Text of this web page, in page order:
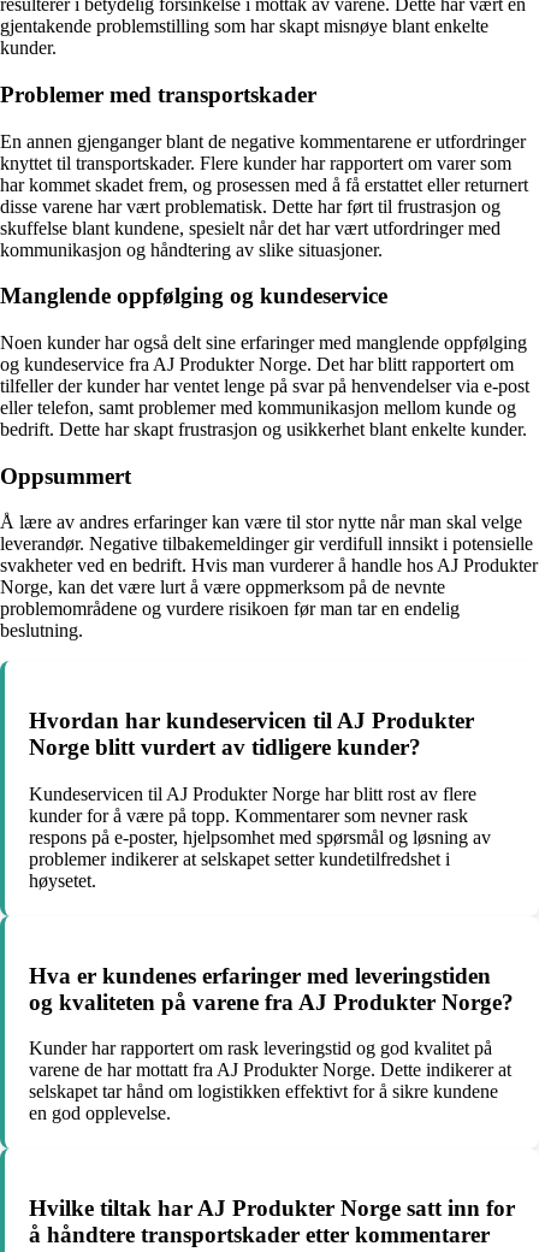
resulterer i betydelig forsinkelse i mottak av varene. Dette har vært en
gjentakende problemstilling som har skapt misnøye blant enkelte
kunder.
Problemer med transportskader
En annen gjenganger blant de negative kommentarene er utfordringer
knyttet til transportskader. Flere kunder har rapportert om varer som
har kommet skadet frem, og prosessen med å få erstattet eller returnert
disse varene har vært problematisk. Dette har ført til frustrasjon og
skuffelse blant kundene, spesielt når det har vært utfordringer med
kommunikasjon og håndtering av slike situasjoner.
Manglende oppfølging og kundeservice
Noen kunder har også delt sine erfaringer med manglende oppfølging
og kundeservice fra AJ Produkter Norge. Det har blitt rapportert om
tilfeller der kunder har ventet lenge på svar på henvendelser via e-post
eller telefon, samt problemer med kommunikasjon mellom kunde og
bedrift. Dette har skapt frustrasjon og usikkerhet blant enkelte kunder.
Oppsummert
Å lære av andres erfaringer kan være til stor nytte når man skal velge
leverandør. Negative tilbakemeldinger gir verdifull innsikt i potensielle
svakheter ved en bedrift. Hvis man vurderer å handle hos AJ Produkter
Norge, kan det være lurt å være oppmerksom på de nevnte
problemområdene og vurdere risikoen før man tar en endelig
beslutning.
Hvordan har kundeservicen til AJ Produkter
Norge blitt vurdert av tidligere kunder?
Kundeservicen til AJ Produkter Norge har blitt rost av flere
kunder for å være på topp. Kommentarer som nevner rask
respons på e-poster, hjelpsomhet med spørsmål og løsning av
problemer indikerer at selskapet setter kundetilfredshet i
høysetet.
Hva er kundenes erfaringer med leveringstiden
og kvaliteten på varene fra AJ Produkter Norge?
Kunder har rapportert om rask leveringstid og god kvalitet på
varene de har mottatt fra AJ Produkter Norge. Dette indikerer at
selskapet tar hånd om logistikken effektivt for å sikre kundene
en god opplevelse.
Hvilke tiltak har AJ Produkter Norge satt inn for
å håndtere transportskader etter kommentarer